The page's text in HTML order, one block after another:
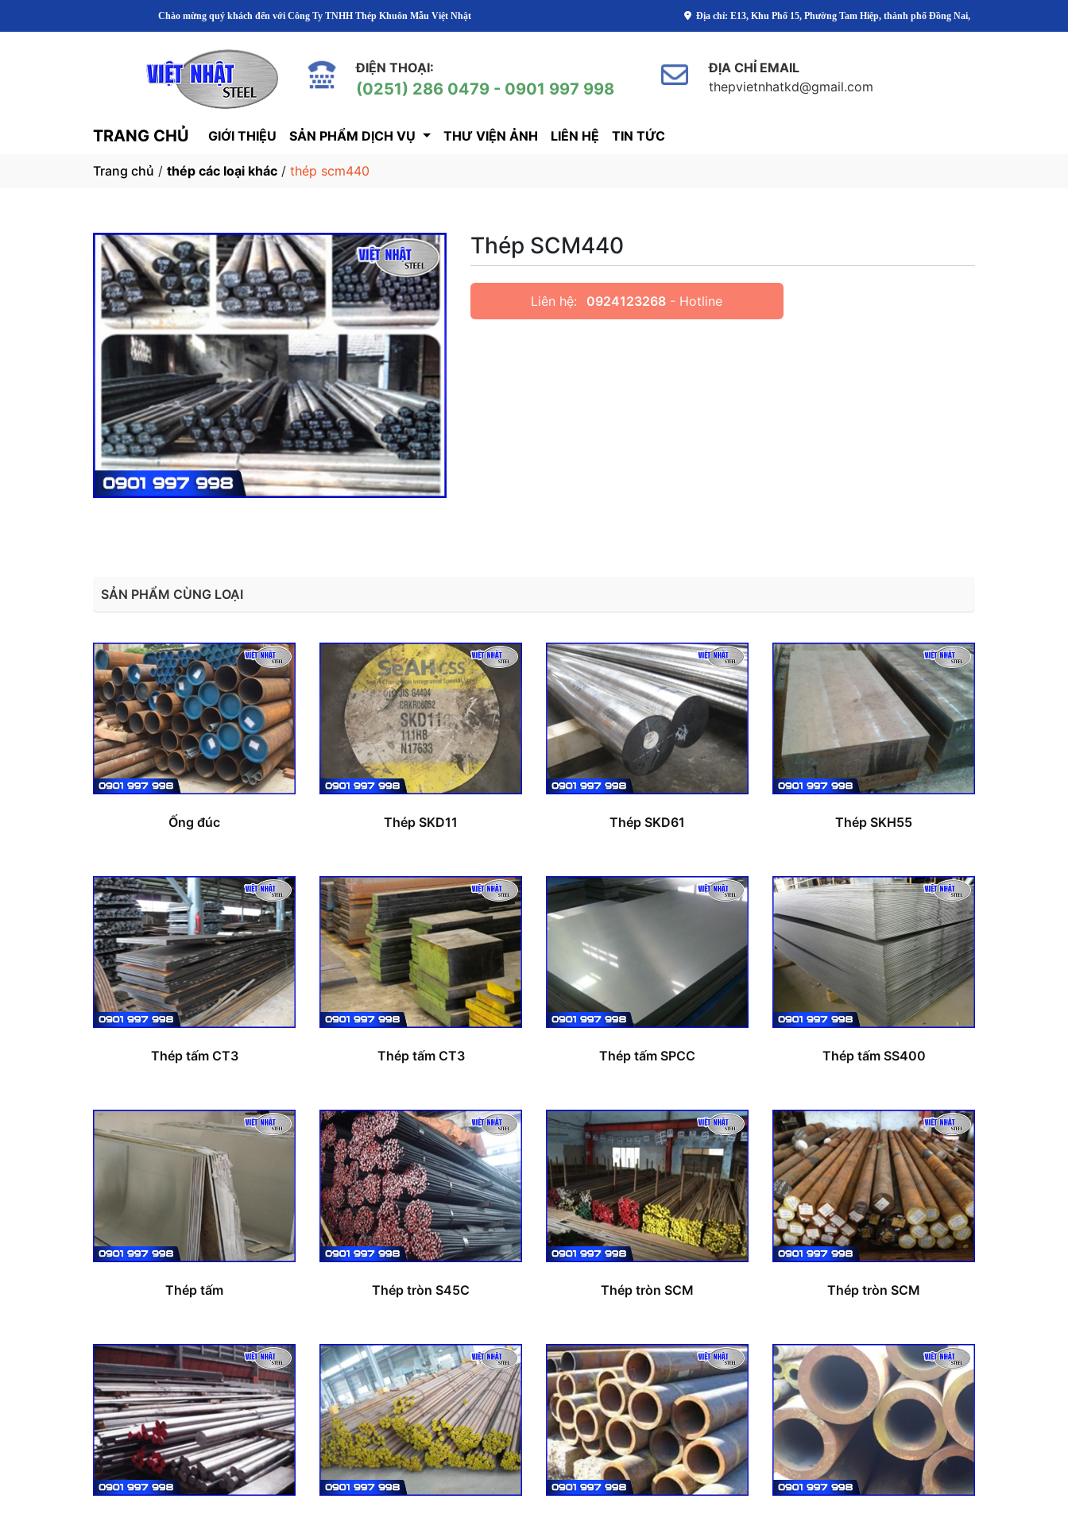
Chào mừng quý khách đến với Công Ty TNHH Thép Khuôn Mẫu Việt Nhật Địa chỉ: E13, Khu Phố 15, Phường Tam Hiệp, thành phố Đồng Nai,
ĐIỆN THOẠI:
(0251) 286 0479 - 0901 997 998
ĐỊA CHỈ EMAIL
thepvietnhatkd@gmail.com
TRANG CHỦ GIỚI THIỆU SẢN PHẨM DỊCH VỤ THƯ VIỆN ẢNH LIÊN HỆ TIN TỨC
Trang chủ / thép các loại khác / thép scm440
Thép SCM440
Liên hệ: 0924123268 - Hotline
SẢN PHẨM CÙNG LOẠI
Ống đúc Thép SKD11 Thép SKD61 Thép SKH55
Thép tấm CT3 Thép tấm CT3 Thép tấm SPCC Thép tấm SS400
Thép tấm Thép tròn S45C Thép tròn SCM Thép tròn SCM